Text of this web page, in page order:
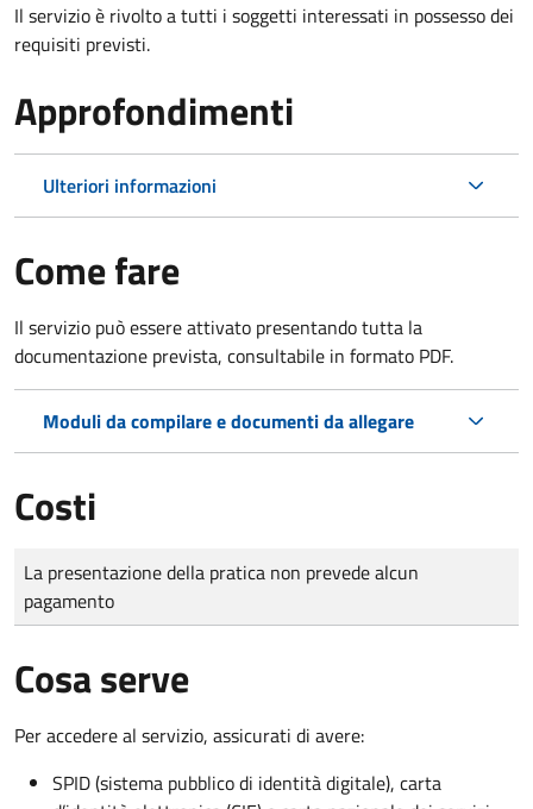
Il servizio è rivolto a tutti i soggetti interessati in possesso dei
requisiti previsti.
Approfondimenti
Ulteriori informazioni
Come fare
Il servizio può essere attivato presentando tutta la
documentazione prevista, consultabile in formato PDF.
Moduli da compilare e documenti da allegare
Costi
Tipo di pagamento
Importo
La presentazione della pratica non prevede alcun
pagamento
Cosa serve
Per accedere al servizio, assicurati di avere:
SPID (sistema pubblico di identità digitale), carta